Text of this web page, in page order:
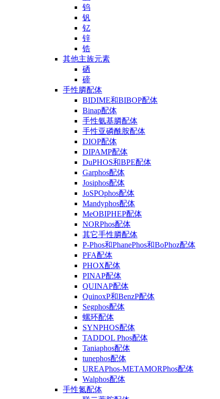
钨
钒
钇
锌
锆
其他主族元素
硒
碲
手性膦配体
BIDIME和BIBOP配体
Binap配体
手性氨基膦配体
手性亚磷酰胺配体
DIOP配体
DIPAMP配体
DuPHOS和BPE配体
Garphos配体
Josiphos配体
JoSPOphos配体
Mandyphos配体
MeOBIPHEP配体
NORPhos配体
其它手性膦配体
P-Phos和PhanePhos和BoPhoz配体
PFA配体
PHOX配体
PINAP配体
QUINAP配体
QuinoxP和BenzP配体
Segphos配体
螺环配体
SYNPHOS配体
TADDOL Phos配体
Taniaphos配体
tunephos配体
UREAPhos-METAMORPhos配体
Walphos配体
手性氮配体